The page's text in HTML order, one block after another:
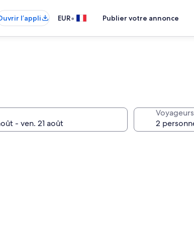
l’appli EUR• Publier votre annonce
Voyageurs